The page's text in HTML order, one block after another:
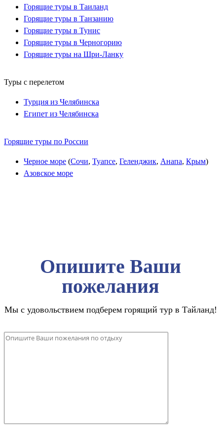
Горящие туры в Таиланд
Горящие туры в Танзанию
Горящие туры в Тунис
Горящие туры в Черногорию
Горящие туры на Шри-Ланку
Туры с перелетом
Турция из Челябинска
Египет из Челябинска
Горящие туры по России
Черное море (Сочи, Туапсе, Геленджик, Анапа, Крым)
Азовское море
Опишите Ваши
пожелания
Мы с удовольствием подберем горящий тур в Тайланд!